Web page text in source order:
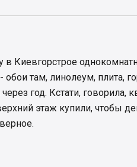
в Киевгорстрое
там, линолеум, плита,
год. Кстати, говорила,
этаж купили, чтобы